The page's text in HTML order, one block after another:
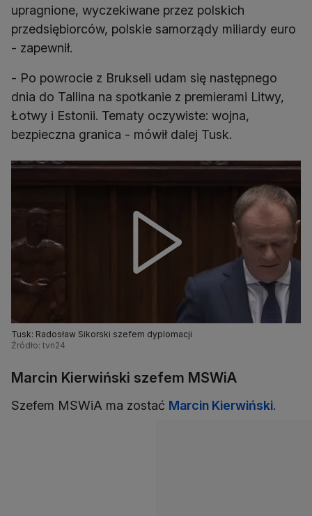
upragnione, wyczekiwane przez polskich
przedsiębiorców, polskie samorządy miliardy euro
- zapewnił.
- Po powrocie z Brukseli udam się następnego
dnia do Tallina na spotkanie z premierami Litwy,
Łotwy i Estonii. Tematy oczywiste: wojna,
bezpieczna granica - mówił dalej Tusk.
Tusk: Radosław Sikorski szefem dyplomacji
Źródło: tvn24
Marcin Kierwiński szefem MSWiA
Szefem MSWiA ma zostać Marcin Kierwiński.